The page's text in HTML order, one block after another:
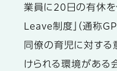
業員に20日の有休
Leave制度」（通称
同僚の育児に対する
けられる環境がある